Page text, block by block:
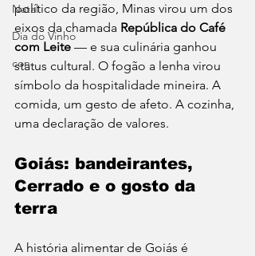
Natal
Dia do Vinho
con
político da região, Minas virou um dos
eixos da chamada República do Café
com Leite — e sua culinária ganhou
status cultural. O fogão a lenha virou
símbolo da hospitalidade mineira. A
comida, um gesto de afeto. A cozinha,
uma declaração de valores.
Goiás: bandeirantes,
Cerrado e o gosto da
terra
A história alimentar de Goiás é